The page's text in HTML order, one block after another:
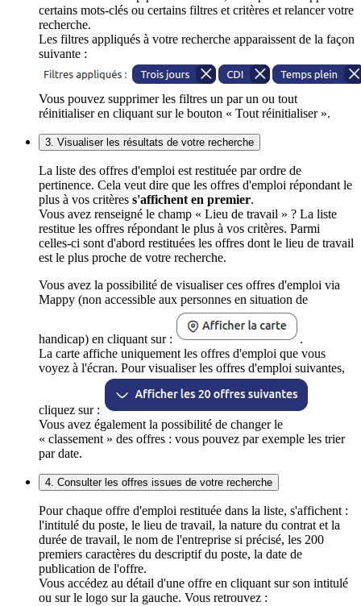
certains mots-clés ou certains filtres et critères et relancer votre
recherche.
Les filtres appliqués à votre recherche apparaissent de la façon
suivante :
Vous pouvez supprimer les filtres un par un ou tout
réinitialiser en cliquant sur le bouton « Tout réinitialiser ».
3. Visualiser les résultats de votre recherche
La liste des offres d'emploi est restituée par ordre de
pertinence. Cela veut dire que les offres d'emploi répondant le
plus à vos critères s'affichent en premier.
Vous avez renseigné le champ « Lieu de travail » ? La liste
restitue les offres répondant le plus à vos critères. Parmi
celles-ci sont d'abord restituées les offres dont le lieu de travail
est le plus proche de votre recherche.
Vous avez la possibilité de visualiser ces offres d'emploi via
Mappy (non accessible aux personnes en situation de
handicap) en cliquant sur :
.
La carte affiche uniquement les offres d'emploi que vous
voyez à l'écran. Pour visualiser les offres d'emploi suivantes,
cliquez sur :
Vous avez également la possibilité de changer le
« classement » des offres : vous pouvez par exemple les trier
par date.
4. Consulter les offres issues de votre recherche
Pour chaque offre d'emploi restituée dans la liste, s'affichent :
l'intitulé du poste, le lieu de travail, la nature du contrat et la
durée de travail, le nom de l'entreprise si précisé, les 200
premiers caractères du descriptif du poste, la date de
publication de l'offre.
Vous accédez au détail d'une offre en cliquant sur son intitulé
ou sur le logo sur la gauche. Vous retrouvez :